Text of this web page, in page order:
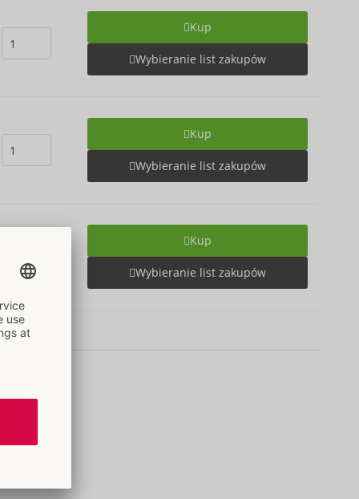
Kup
Wybieranie list zakupów
Kup
Wybieranie list zakupów
Kup
Wybieranie list zakupów